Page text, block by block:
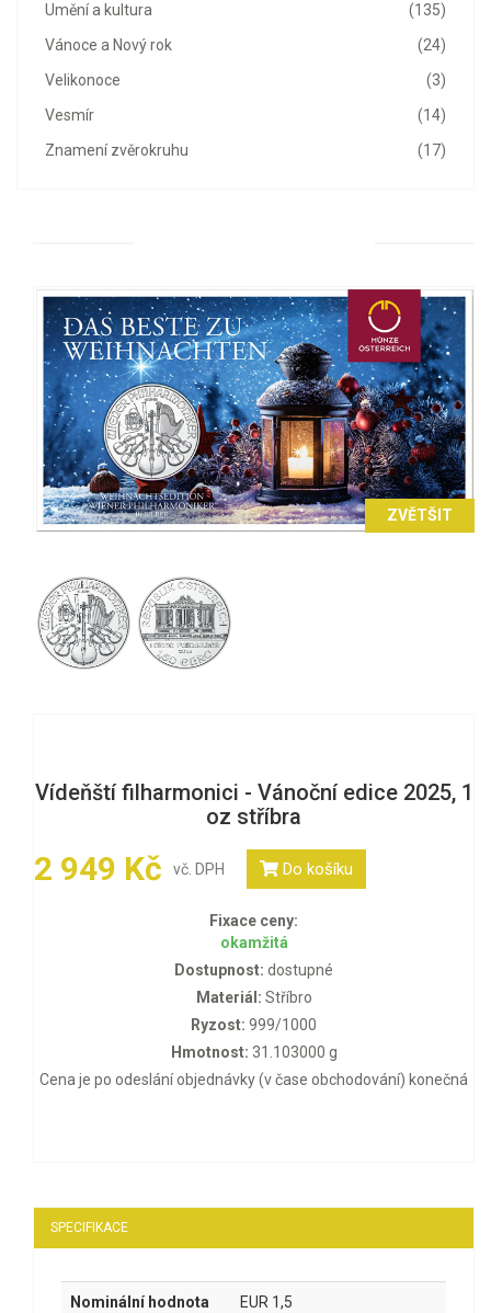
(135)
Umění a kultura
(24)
Vánoce a Nový rok
(3)
Velikonoce
(14)
Vesmír
(17)
Znamení zvěrokruhu
ZVĚTŠIT
Vídeňští filharmonici - Vánoční edice 2025, 1
oz stříbra
2 949 Kč vč. DPH Do košíku
Fixace ceny:
okamžitá
Dostupnost: dostupné
Materiál: Stříbro
Ryzost: 999/1000
Hmotnost: 31.103000 g
Cena je po odeslání objednávky (v čase obchodování) konečná
SPECIFIKACE
Nominální hodnota EUR 1,5